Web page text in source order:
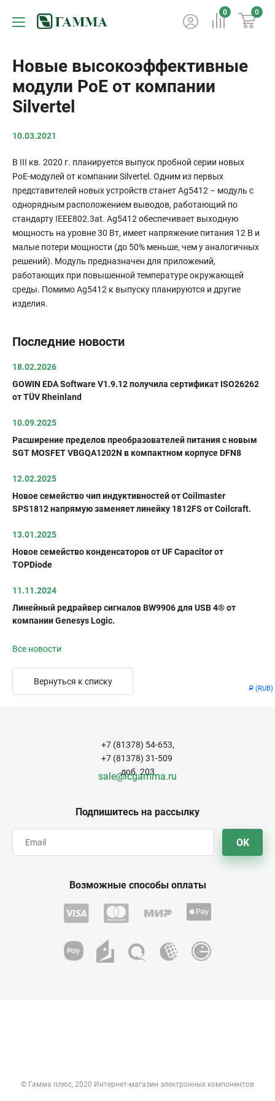
Р (RUB)
0 0
Новые высокоэффективные
модули PoE от компании
Silvertel
10.03.2021
В III кв. 2020 г. планируется выпуск пробной серии новых
PoE-модулей от компании Silvertel. Одним из первых
представителей новых устройств станет Ag5412 – модуль с
однорядным расположением выводов, работающий по
стандарту IEEE802.3at. Ag5412 обеспечивает выходную
мощность на уровне 30 Вт, имеет напряжение питания 12 В и
малые потери мощности (до 50% меньше, чем у аналогичных
решений). Модуль предназначен для приложений,
работающих при повышенной температуре окружающей
среды. Помимо Ag5412 к выпуску планируются и другие
изделия.
Последние новости
18.02.2026
GOWIN EDA Software V1.9.12 получила сертификат ISO26262
от TÜV Rheinland
10.09.2025
Расширение пределов преобразователей питания с новым
SGT MOSFET VBGQA1202N в компактном корпусе DFN8
12.02.2025
Новое семейство чип индуктивностей от Coilmaster
SPS1812 напрямую заменяет линейку 1812FS от Coilcraft.
13.01.2025
Новое семейство конденсаторов от UF Capacitor от
TOPDiode
11.11.2024
Линейный редрайвер сигналов BW9906 для USB 4® от
компании Genesys Logic.
Все новости
Вернуться к списку
Подпишитесь на рассылку
OK
+7 (81378) 54-653,
+7 (81378) 31-509
доб. 203
sale@icgamma.ru
Возможные способы оплаты
© Гамма плюс, 2020 Интернет-магазин электронных компонентов